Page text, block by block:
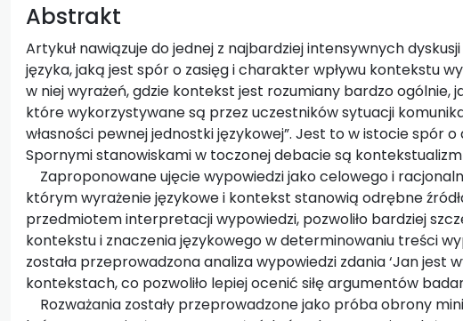
Abstrakt
Artykuł nawiązuje do jednej z najbardziej intensywnych
języka, jaką jest spór o zasięg i charakter wpływu kontekstu
w niej wyrażeń, gdzie kontekst jest rozumiany bardzo ogólnie,
które wykorzystywane są przez uczestników sytuacji
własności pewnej jednostki językowej”. Jest to w istocie spór
Spornymi stanowiskami w toczonej debacie są
Zaproponowane ujęcie wypowiedzi jako celowego i
którym wyrażenie językowe i kontekst stanowią odrębne
przedmiotem interpretacji wypowiedzi, pozwoliło bardziej
kontekstu i znaczenia językowego w determinowaniu treści
została przeprowadzona analiza wypowiedzi zdania ‘Jan jest
kontekstach, co pozwoliło lepiej ocenić siłę argumentów
Rozważania zostały przeprowadzone jako próba obrony